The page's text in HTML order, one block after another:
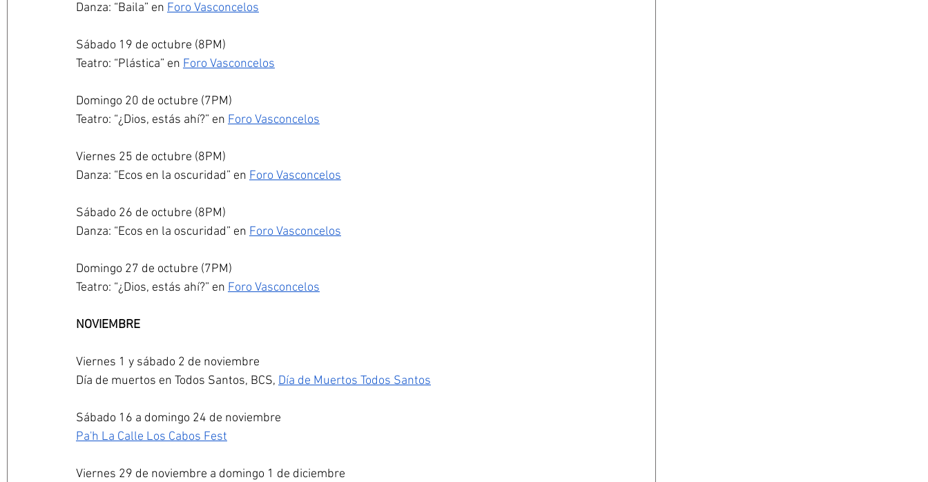
Danza: “Baila” en Foro Vasconcelos
Sábado 19 de octubre (8PM)
Teatro: “Plástica” en Foro Vasconcelos
Domingo 20 de octubre (7PM)
Teatro: “¿Dios, estás ahí?” en Foro Vasconcelos
Viernes 25 de octubre (8PM)
Danza: “Ecos en la oscuridad” en Foro Vasconcelos
Sábado 26 de octubre (8PM)
Danza: “Ecos en la oscuridad” en Foro Vasconcelos
Domingo 27 de octubre (7PM)
Teatro: “¿Dios, estás ahí?” en Foro Vasconcelos
NOVIEMBRE
Viernes 1 y sábado 2 de noviembre
Día de muertos en Todos Santos, BCS, Día de Muertos Todos Santos
Sábado 16 a domingo 24 de noviembre
Pa'h La Calle Los Cabos Fest
Viernes 29 de noviembre a domingo 1 de diciembre